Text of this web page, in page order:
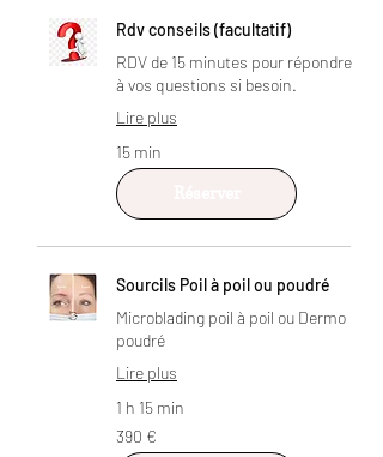
Rdv conseils (facultatif)
RDV de 15 minutes pour répondre
à vos questions si besoin.
Lire plus
15 min
Sourcils Poil à poil ou poudré
Microblading poil à poil ou Dermo
poudré
Lire plus
1 h 15 min
390
euros
390 €